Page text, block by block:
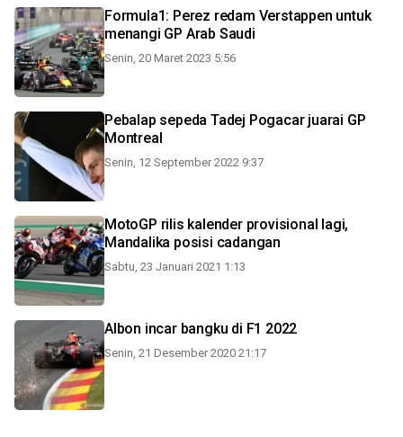
Formula1: Perez redam Verstappen untuk
menangi GP Arab Saudi
Senin, 20 Maret 2023 5:56
Pebalap sepeda Tadej Pogacar juarai GP
Montreal
Senin, 12 September 2022 9:37
MotoGP rilis kalender provisional lagi,
Mandalika posisi cadangan
Sabtu, 23 Januari 2021 1:13
Albon incar bangku di F1 2022
Senin, 21 Desember 2020 21:17